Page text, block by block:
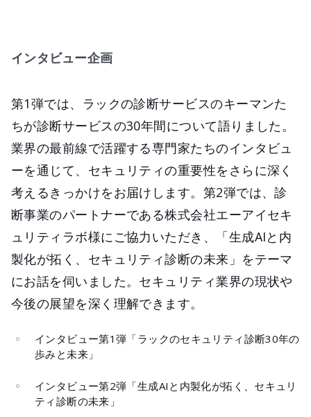
インタビュー企画
第1弾では、ラックの診断サービスのキーマンた
ちが診断サービスの30年間について語りました。
業界の最前線で活躍する専門家たちのインタビュ
ーを通じて、セキュリティの重要性をさらに深く
考えるきっかけをお届けします。第2弾では、診
断事業のパートナーである株式会社エーアイセキ
ュリティラボ様にご協力いただき、「生成AIと内
製化が拓く、セキュリティ診断の未来」をテーマ
にお話を伺いました。セキュリティ業界の現状や
今後の展望を深く理解できます。
インタビュー第1弾「ラックのセキュリティ診断30年の
歩みと未来」
インタビュー第2弾「生成AIと内製化が拓く、セキュリ
ティ診断の未来」